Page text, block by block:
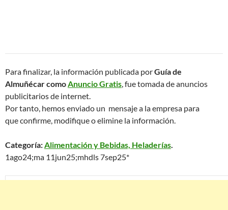
Para finalizar, la información publicada porGuía de
Almuñécar comoAnuncio Gratis, fue tomada de anuncios
publicitarios de internet.
Por tanto, hemos enviado un mensaje a la empresa para
que confirme, modifique o elimine la información.
Categoría:Alimentación y Bebidas, Heladerías.
1ago24;ma 11jun25;mhdls 7sep25*